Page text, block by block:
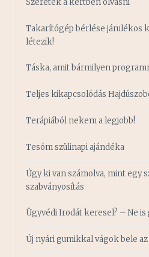
Takarítógép bérlése járulékos
létezik!
Táska, amit bármilyen
Teljes kikapcsolódás
Terápiából nekem a legjobb!
Tesóm szülinapi ajándéka
Úgy ki van számolva, mint egy
szabványosítás
Ügyvédi Irodát keresel? – Ne is
Új nyári gumikkal vágok bele